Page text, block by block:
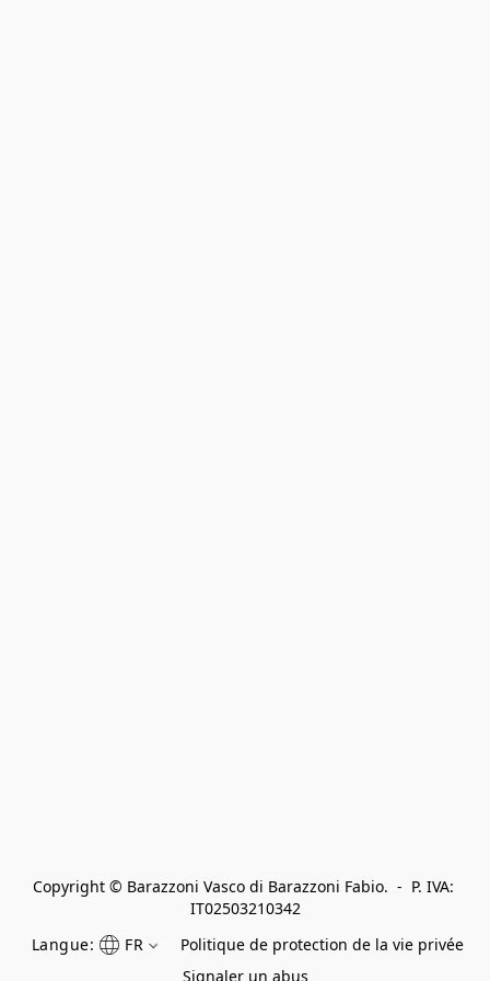
Copyright © Barazzoni Vasco di Barazzoni Fabio.  -  P. IVA:
IT02503210342
Langue:
FR
Politique de protection de la vie privée
Signaler un abus